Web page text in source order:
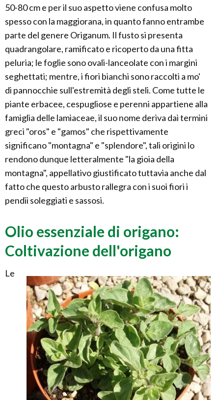
50-80 cm e per il suo aspetto viene confusa molto
spesso con la maggiorana, in quanto fanno entrambe
parte del genere Origanum. Il fusto si presenta
quadrangolare, ramificato e ricoperto da una fitta
peluria; le foglie sono ovali-lanceolate con i margini
seghettati; mentre, i fiori bianchi sono raccolti a mo'
di pannocchie sull'estremità degli steli. Come tutte le
piante erbacee, cespugliose e perenni appartiene alla
famiglia delle lamiaceae, il suo nome deriva dai termini
greci "oros" e "gamos" che rispettivamente
significano "montagna" e "splendore", tali origini lo
rendono dunque letteralmente "la gioia della
montagna", appellativo giustificato tuttavia anche dal
fatto che questo arbusto rallegra con i suoi fiori i
pendii soleggiati e sassosi.
Olio essenziale di origano:
Coltivazione dell'origano
Le